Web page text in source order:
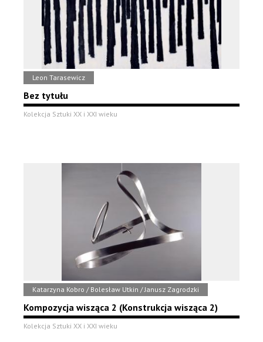
Leon Tarasewicz
Bez tytułu
Kolekcja Sztuki XX i XXI wieku
Katarzyna Kobro / Bolesław Utkin / Janusz Zagrodzki
Kompozycja wisząca 2 (Konstrukcja wisząca 2)
Kolekcja Sztuki XX i XXI wieku